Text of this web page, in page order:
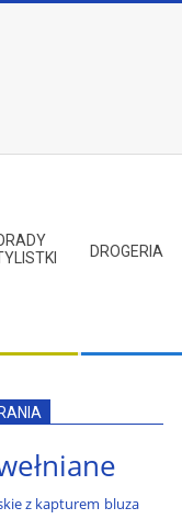
DROGERIA
z kapturem bluza